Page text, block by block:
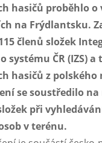
hasičů proběhlo o
na Frýdlantsku.
členů složek
systému ČR (IZS) a
hasičů z polského
se soustředilo
při
v terénu.